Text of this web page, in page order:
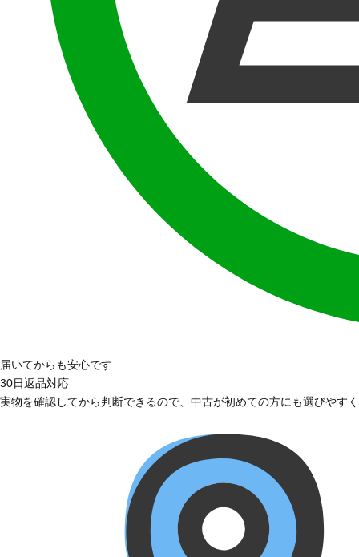
届いてからも安心です
30日返品対応
実物を確認してから判断できるので、中古が初めての方にも選びやす